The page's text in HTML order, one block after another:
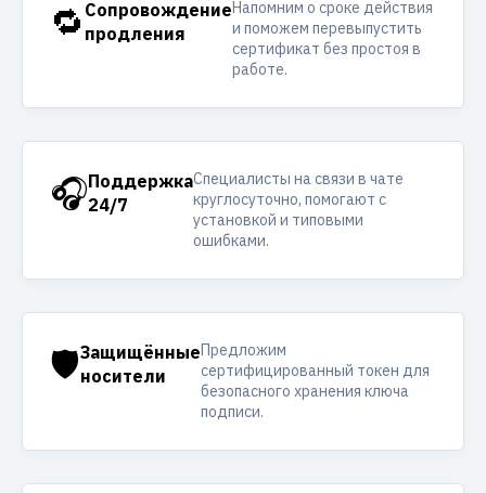
🔁 Сопровождение
продления
Напомним о сроке действия
и поможем перевыпустить
сертификат без простоя в
работе.
🎧Поддержка
24/7
Специалисты на связи в чате
круглосуточно, помогают с
установкой и типовыми
ошибками.
🛡️Защищённые
носители
Предложим
сертифицированный токен для
безопасного хранения ключа
подписи.